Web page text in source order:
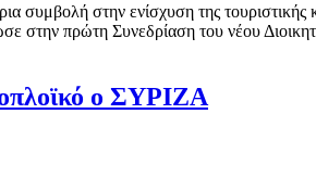
συμβολή στην ενίσχυση της τουριστικής
στην πρώτη Συνεδρίαση του νέου
ο ΣΥΡΙΖΑ